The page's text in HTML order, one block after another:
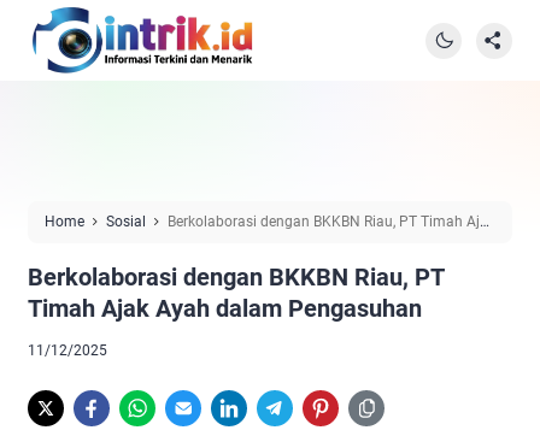
Home Sosial
Berkolaborasi dengan BKKBN Riau, PT Timah Ajak
Berkolaborasi dengan BKKBN Riau, PT
Timah Ajak Ayah dalam Pengasuhan
11/12/2025